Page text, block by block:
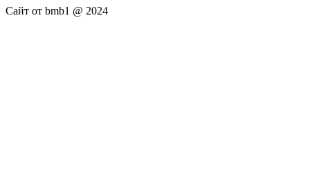
Сайт от bmb1 @ 2024